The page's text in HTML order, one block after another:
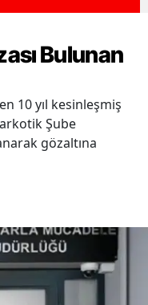
Bulunan
10 yıl kesinleşmiş
Şube
gözaltına